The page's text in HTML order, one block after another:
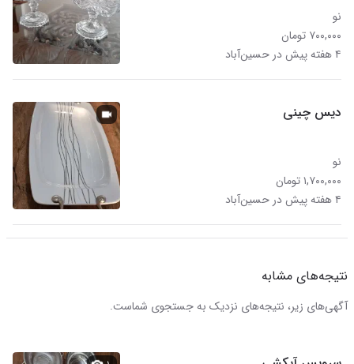
نو
۷۰۰,۰۰۰ تومان
۴ هفته پیش در حسین‌آباد
دیس چینی
نو
۱,۷۰۰,۰۰۰ تومان
۴ هفته پیش در حسین‌آباد
نتیجه‌های مشابه
آگهی‌های زیر، نتیجه‌های نزدیک به جستجوی شماست.